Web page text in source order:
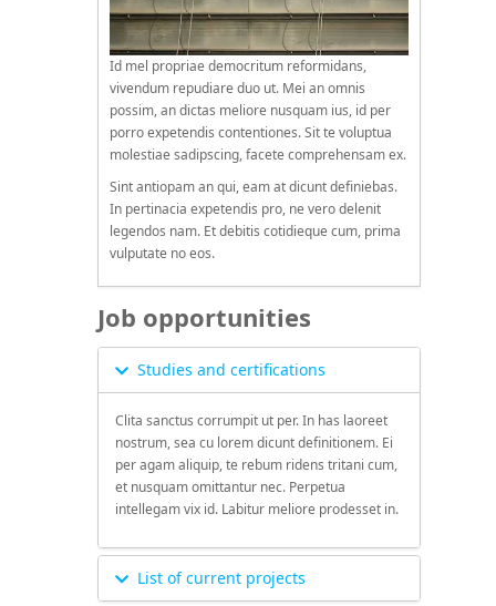
Id mel propriae democritum reformidans,
vivendum repudiare duo ut. Mei an omnis
possim, an dictas meliore nusquam ius, id per
porro expetendis contentiones. Sit te voluptua
molestiae sadipscing, facete comprehensam ex.
Sint antiopam an qui, eam at dicunt definiebas.
In pertinacia expetendis pro, ne vero delenit
legendos nam. Et debitis cotidieque cum, prima
vulputate no eos.
Job opportunities
Studies and certifications
Clita sanctus corrumpit ut per. In has laoreet
nostrum, sea cu lorem dicunt definitionem. Ei
per agam aliquip, te rebum ridens tritani cum,
et nusquam omittantur nec. Perpetua
intellegam vix id. Labitur meliore prodesset in.
List of current projects